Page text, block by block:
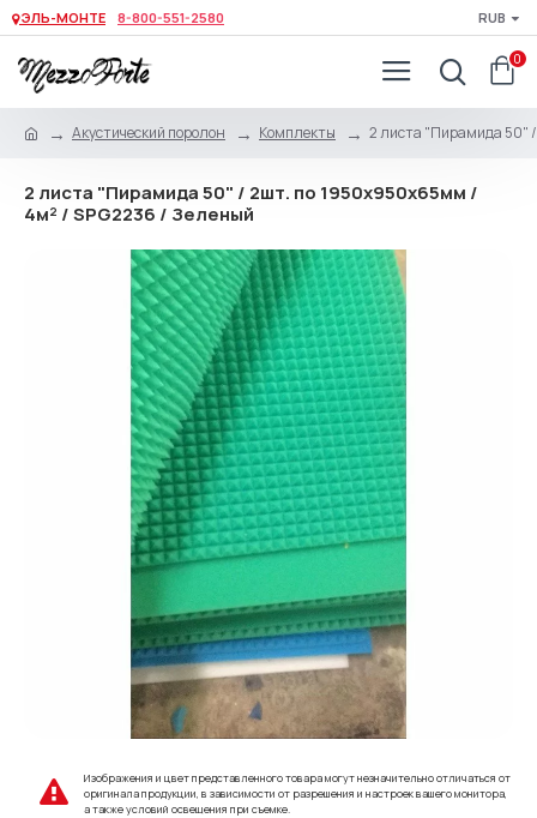
ЭЛЬ-МОНТЕ 8-800-551-2580 RUB
0
Акустический поролон Комплекты 2 листа "Пирамида 50"
2 листа "Пирамида 50" / 2шт. по 1950х950х65мм /
4м² / SPG2236 / Зеленый
Изображения и цвет представленного товара могут незначительно отличаться от
оригинала продукции, в зависимости от разрешения и настроек вашего монитора,
а также условий освещения при съемке.